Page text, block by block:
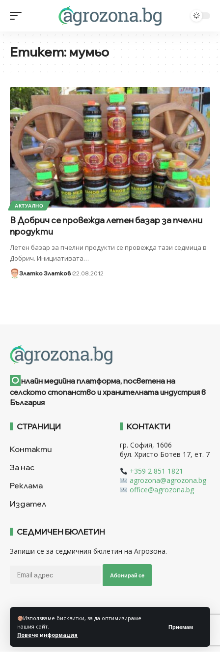
Използваме бисквитки, за да оптимизираме
нашия сайт.
Повече информация
Приемам
Етикет:мумьо
АКТУАЛНО
В Добрич се провежда летен базар за пчелни
продукти
Летен базар за пчелни продукти се провежда тази седмица в
Добрич. Инициативата…
Златко Златков 22.08.2012
О нлайн медийна платформа, посветена на
селското стопанство и хранителната индустрия в
България
СТРАНИЦИ
Контакти
За нас
Реклама
Издател
КОНТАКТИ
гр. София, 1606
бул. Христо Ботев 17, ет. 7
+359 2 851 1821
agrozona@agrozona.bg
office@agrozona.bg
СЕДМИЧЕН БЮЛЕТИН
Запиши се за седмичния бюлетин на Агрозона.
Абонирай се
Последвайте ни